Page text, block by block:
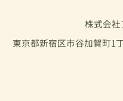
株式会社
東京都新宿区市谷加賀町1